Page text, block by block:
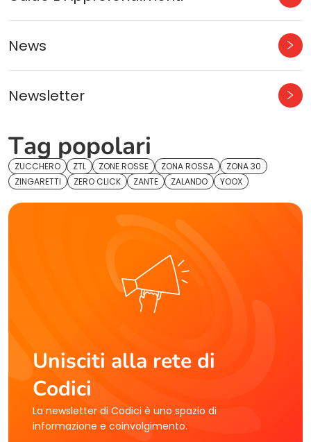
News
Newsletter
Tag popolari
ZUCCHERO ZTL ZONE ROSSE ZONA ROSSA
ZONA 30
ZINGARETTI
ZERO CLICK ZANTE ZALANDO YOOX
Unisciti alla rete di
Codici
La newsletter di Codici è uno spazio di
informazione e coinvolgimento.